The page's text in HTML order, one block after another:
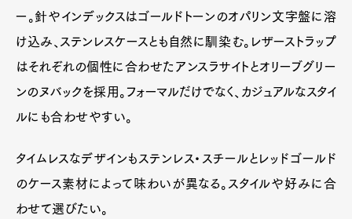
ー。針やインデックスはゴールドトーンのオパリン文字盤に溶
け込み、ステンレスケースとも自然に馴染む。レザーストラップ
はそれぞれの個性に合わせたアンスラサイトとオリーブグリー
ンのヌバックを採用。フォーマルだけでなく、カジュアルなスタイ
ルにも合わせやすい。
タイムレスなデザインもステンレス・スチールとレッドゴールド
のケース素材によって味わいが異なる。スタイルや好みに合
わせて選びたい。